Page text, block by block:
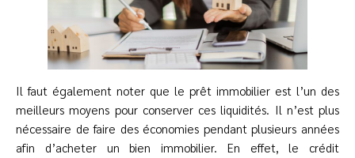
Il faut également noter que le prêt immobilier est l’un des
meilleurs moyens pour conserver ces liquidités. Il n’est plus
nécessaire de faire des économies pendant plusieurs années
afin d’acheter un bien immobilier. En effet, le crédit